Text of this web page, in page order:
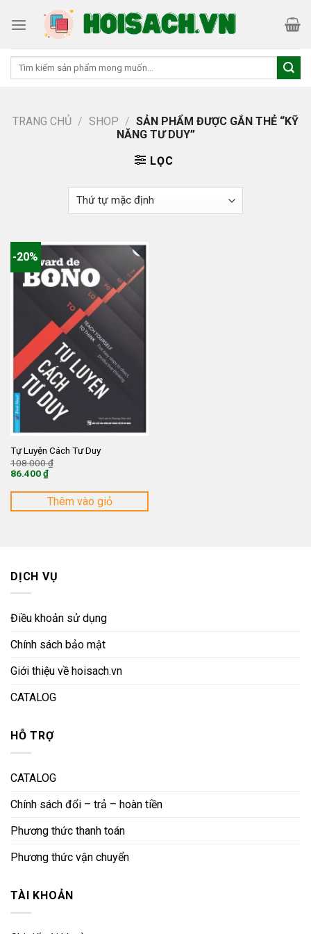
Tìm
TRANG CHỦ / SHOP / SẢN PHẨM ĐƯỢC GẮN THẺ “KỸ
NĂNG TƯ DUY”
LỌC
-20%
Tự Luyện Cách Tư Duy
108.000₫
108.000 ₫.
86.400₫
hiện
là:
Thêm vào giỏ
DỊCH VỤ
Điều khoản sử dụng
Chính sách bảo mật
Giới thiệu về hoisach.vn
CATALOG
HỖ TRỢ
CATALOG
Chính sách đổi – trả – hoàn tiền
Phương thức thanh toán
Phương thức vận chuyển
TÀI KHOẢN